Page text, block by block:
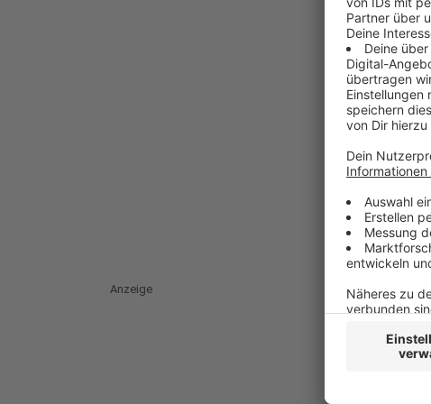
Anzeige